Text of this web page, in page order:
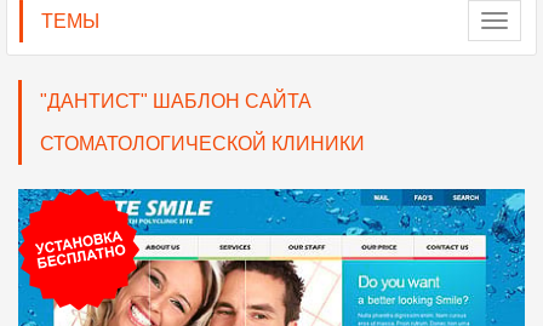
ТЕМЫ
"ДАНТИСТ" ШАБЛОН САЙТА
СТОМАТОЛОГИЧЕСКОЙ КЛИНИКИ